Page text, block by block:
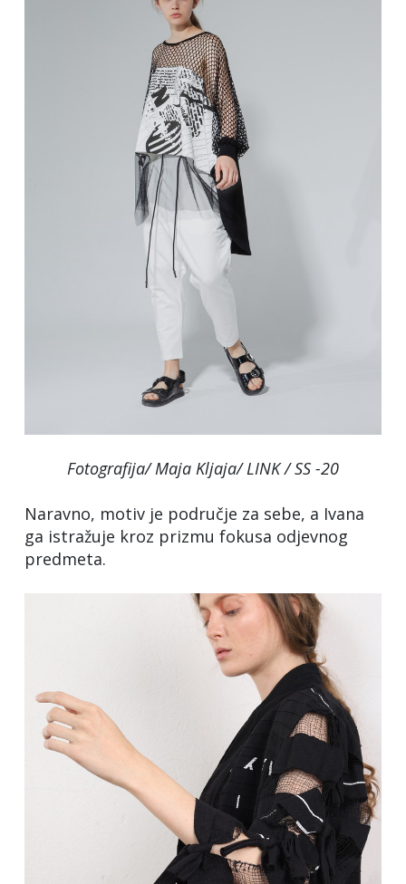
Fotografija/ Maja Kljaja/ LINK / SS -20
Naravno, motiv je područje za sebe, a Ivana
ga istražuje kroz prizmu fokusa odjevnog
predmeta.